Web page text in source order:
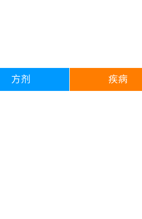
方剂 疾病